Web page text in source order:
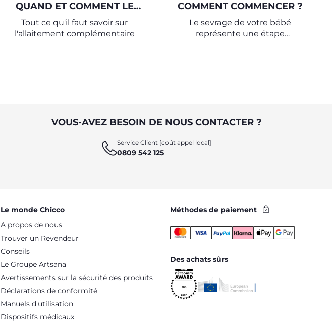
QUAND ET COMMENT LE
FAIRE ?
Tout ce qu'il faut savoir sur
l'allaitement complémentaire
COMMENT COMMENCER ?
Le sevrage de votre bébé
représente une étape
VOUS-AVEZ BESOIN DE NOUS CONTACTER ?
Service Client [coût appel local]
0809 542 125
Le monde Chicco
A propos de nous
Trouver un Revendeur
Conseils
Le Groupe Artsana
Avertissements sur la sécurité des produits
Déclarations de conformité
Manuels d'utilisation
Dispositifs médicaux
Méthodes de paiement
Des achats sûrs